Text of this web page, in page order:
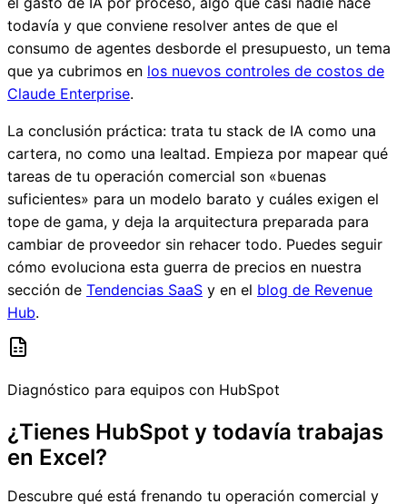
todavía y que conviene resolver antes de que el
consumo de agentes desborde el presupuesto, un tema
que ya cubrimos en los nuevos controles de costos de
Claude Enterprise.
La conclusión práctica: trata tu stack de IA como una
cartera, no como una lealtad. Empieza por mapear qué
tareas de tu operación comercial son «buenas
suficientes» para un modelo barato y cuáles exigen el
tope de gama, y deja la arquitectura preparada para
cambiar de proveedor sin rehacer todo. Puedes seguir
cómo evoluciona esta guerra de precios en nuestra
sección de Tendencias SaaS y en el blog de Revenue
Hub.
Diagnóstico para equipos con HubSpot
¿Tienes HubSpot y todavía trabajas
en Excel?
Descubre qué está frenando tu operación comercial y